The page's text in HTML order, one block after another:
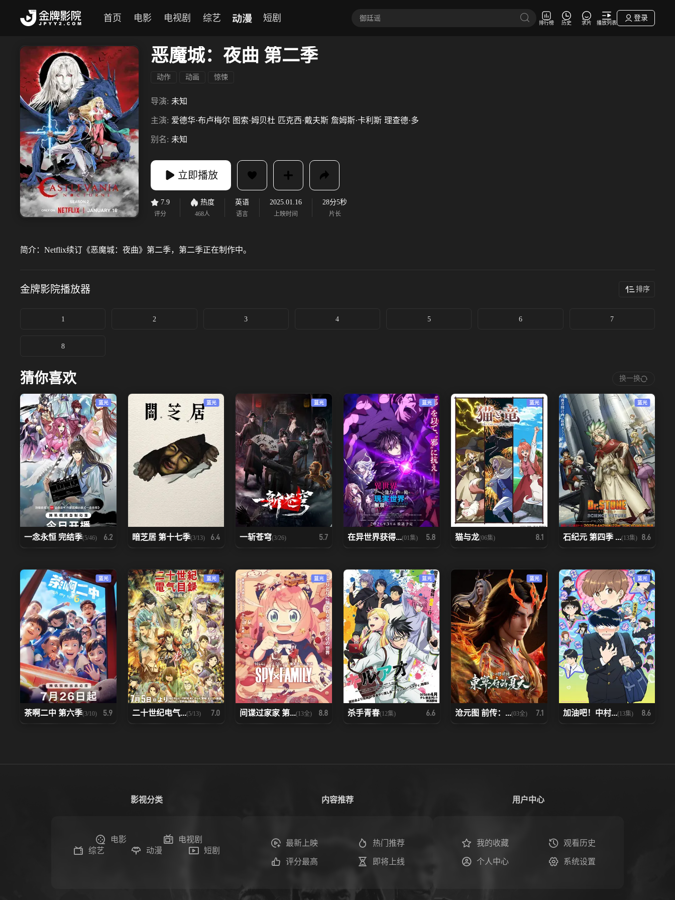
首页 电影 电视剧 综艺 动漫 短剧 排行榜 历史 求片 播放列表
登录
恶魔城：夜曲 第二季
动作 动画 惊悚
导演: 未知
主演: 爱德华·布卢梅尔 图索·姆贝杜 匹克西·戴夫斯 詹姆斯·卡利斯 理查德·多
别名: 未知
立即播放
7.9
评分
热度
468人
英语
语言
2025.01.16
上映时间
28分5秒
片长
简介： Netflix续订《恶魔城：夜曲》第二季，第二季正在制作中。
金牌影院播放器 排序
1 2 3 4 5 6 7
8
猜你喜欢 换一换
蓝光
一念永恒 完结季(5/46) 6.2
蓝光
暗芝居 第十七季(3/13) 6.4
蓝光
一斩苍穹(3/26) 5.7
蓝光
在异世界获得...(01集) 5.8
蓝光
猫与龙(06集) 8.1
蓝光
石纪元 第四季 ...(13集) 8.6
蓝光
茶啊二中 第六季(3/10) 5.9
蓝光
二十世纪电气...(5/13) 7.0
蓝光
间谍过家家 第...(13全) 8.8
蓝光
杀手青春(12集) 6.6
蓝光
沧元图 前传：...(03全) 7.1
蓝光
加油吧！中村...(13集) 8.6
影视分类
电影
电视剧
综艺
动漫 短剧
内容推荐
最新上映 热门推荐
评分最高 即将上线
用户中心
我的收藏 观看历史
个人中心 系统设置